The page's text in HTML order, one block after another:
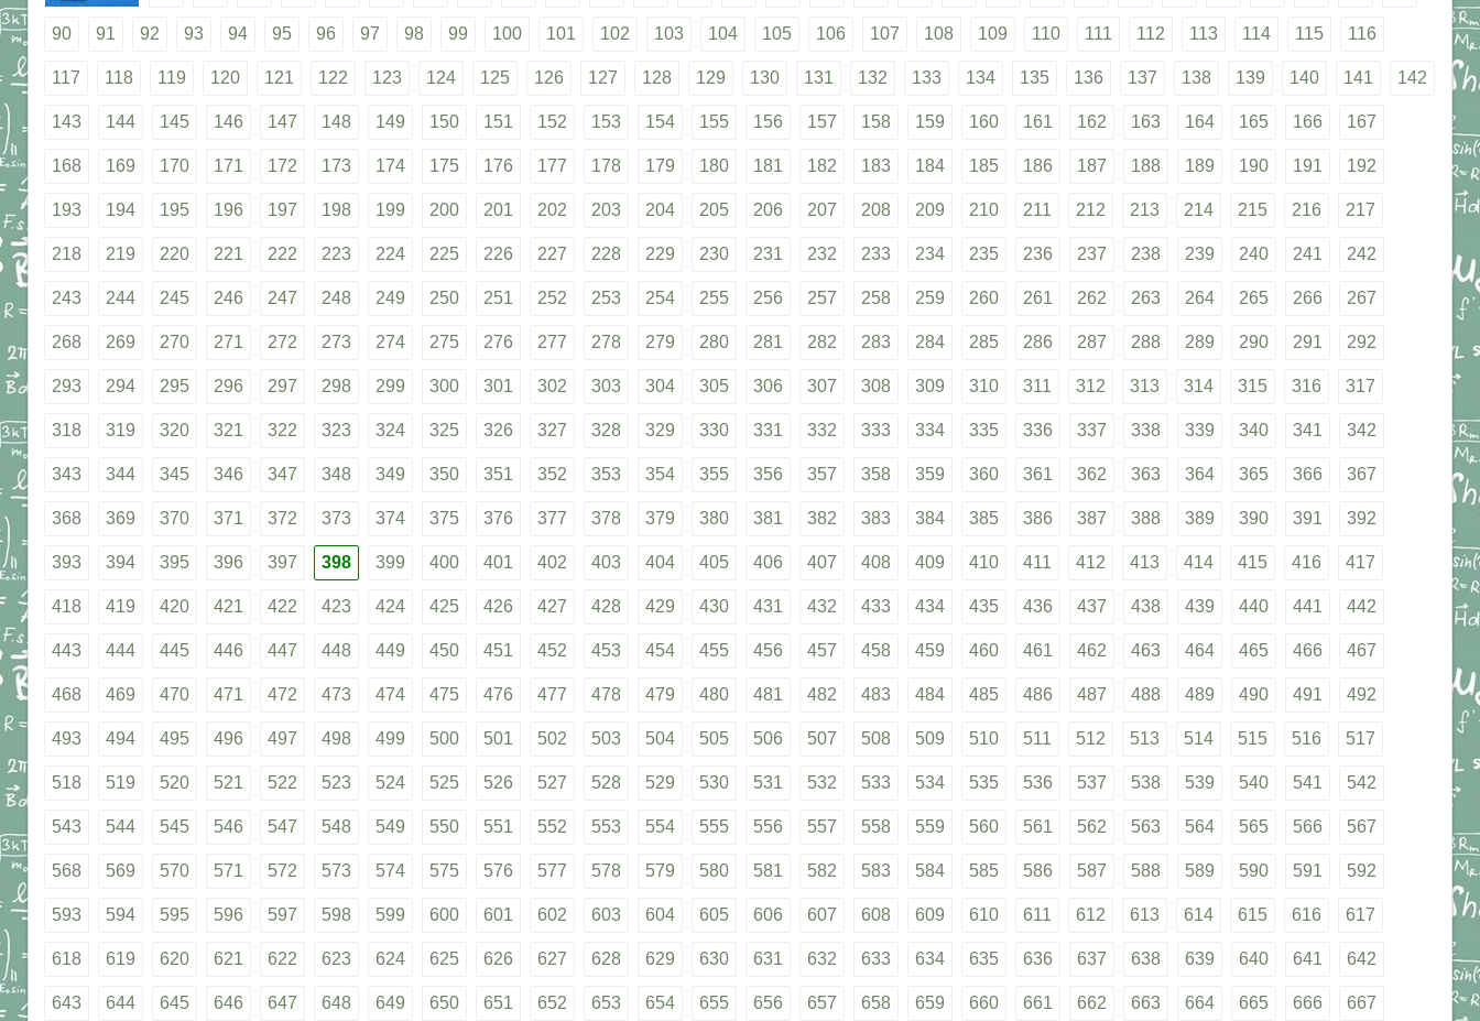
90 91 92 93 94 95 96 97 98 99 100 101 102 103 104 105 106 107 108 109 110 111 112 113 114 115 116
117 118 119 120 121 122 123 124 125 126 127 128 129 130 131 132 133 134 135 136 137 138 139 140 141 142
143 144 145 146 147 148 149 150 151 152 153 154 155 156 157 158 159 160 161 162 163 164 165 166 167
168 169 170 171 172 173 174 175 176 177 178 179 180 181 182 183 184 185 186 187 188 189 190 191 192
193 194 195 196 197 198 199 200 201 202 203 204 205 206 207 208 209 210 211 212 213 214 215 216 217
218 219 220 221 222 223 224 225 226 227 228 229 230 231 232 233 234 235 236 237 238 239 240 241 242
243 244 245 246 247 248 249 250 251 252 253 254 255 256 257 258 259 260 261 262 263 264 265 266 267
268 269 270 271 272 273 274 275 276 277 278 279 280 281 282 283 284 285 286 287 288 289 290 291 292
293 294 295 296 297 298 299 300 301 302 303 304 305 306 307 308 309 310 311 312 313 314 315 316 317
318 319 320 321 322 323 324 325 326 327 328 329 330 331 332 333 334 335 336 337 338 339 340 341 342
343 344 345 346 347 348 349 350 351 352 353 354 355 356 357 358 359 360 361 362 363 364 365 366 367
368 369 370 371 372 373 374 375 376 377 378 379 380 381 382 383 384 385 386 387 388 389 390 391 392
393 394 395 396 397 398 399 400 401 402 403 404 405 406 407 408 409 410 411 412 413 414 415 416 417
418 419 420 421 422 423 424 425 426 427 428 429 430 431 432 433 434 435 436 437 438 439 440 441 442
443 444 445 446 447 448 449 450 451 452 453 454 455 456 457 458 459 460 461 462 463 464 465 466 467
468 469 470 471 472 473 474 475 476 477 478 479 480 481 482 483 484 485 486 487 488 489 490 491 492
493 494 495 496 497 498 499 500 501 502 503 504 505 506 507 508 509 510 511 512 513 514 515 516 517
518 519 520 521 522 523 524 525 526 527 528 529 530 531 532 533 534 535 536 537 538 539 540 541 542
543 544 545 546 547 548 549 550 551 552 553 554 555 556 557 558 559 560 561 562 563 564 565 566 567
568 569 570 571 572 573 574 575 576 577 578 579 580 581 582 583 584 585 586 587 588 589 590 591 592
593 594 595 596 597 598 599 600 601 602 603 604 605 606 607 608 609 610 611 612 613 614 615 616 617
618 619 620 621 622 623 624 625 626 627 628 629 630 631 632 633 634 635 636 637 638 639 640 641 642
643 644 645 646 647 648 649 650 651 652 653 654 655 656 657 658 659 660 661 662 663 664 665 666 667